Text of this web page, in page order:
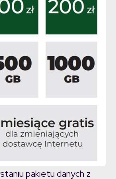
pakietu danych z